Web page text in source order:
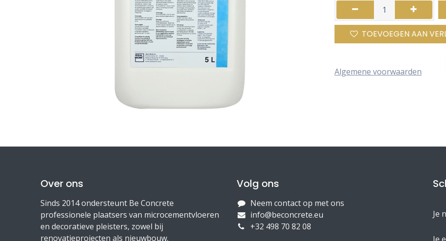
TOEVOEGEN AAN
Algemene voorwaarden
Over ons
Sinds 2014 ondersteunt Be Concrete
professionele plaatsers van microcementvloeren
en decoratieve pleisters, zowel bij
renovatieprojecten als nieuwbouw.
Volg ons
Neem contact op met ons
info@beconcrete.eu
+32 498 70 82 08
Je